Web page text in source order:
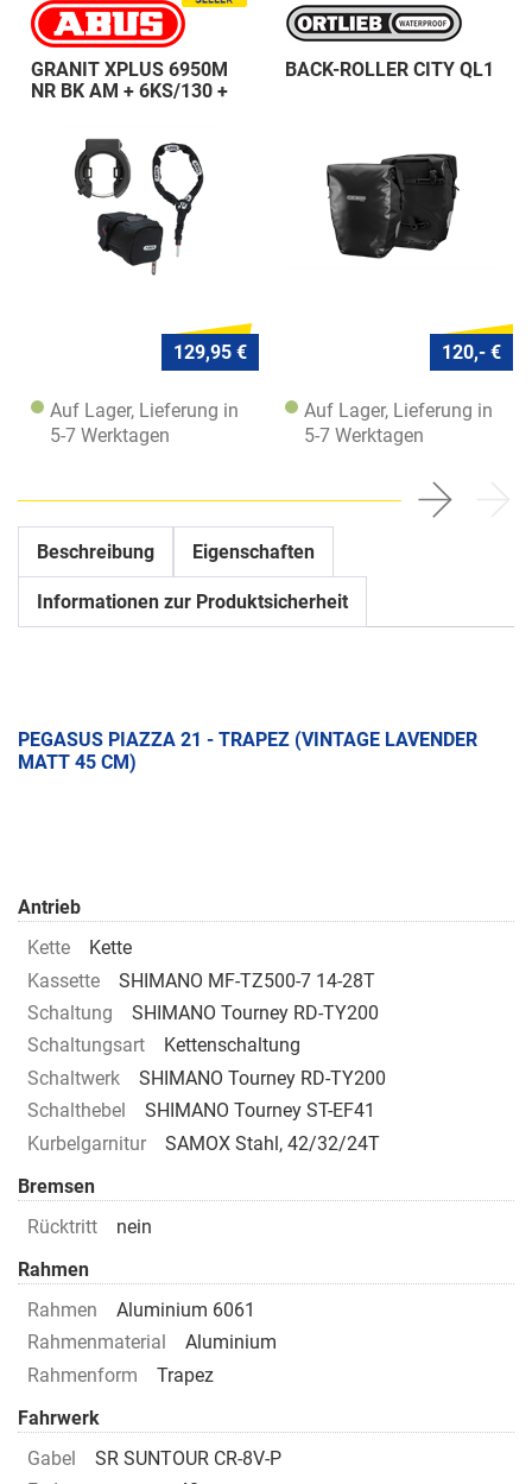
GRANIT XPLUS 6950M
NR BK AM + 6KS/130 +
129,95 €
Auf Lager, Lieferung in
5-7 Werktagen
BACK-ROLLER CITY QL1
120,- €
Auf Lager, Lieferung in
5-7 Werktagen
Beschreibung Eigenschaften
Informationen zur Produktsicherheit
PEGASUS PIAZZA 21 - TRAPEZ (VINTAGE LAVENDER
MATT 45 CM)
Antrieb
Kette
Kette
Kassette
SHIMANO MF-TZ500-7 14-28T
Schaltung
SHIMANO Tourney RD-TY200
Schaltungsart
Kettenschaltung
Schaltwerk
SHIMANO Tourney RD-TY200
Schalthebel
SHIMANO Tourney ST-EF41
Kurbelgarnitur
SAMOX Stahl, 42/32/24T
Bremsen
Rücktritt
nein
Rahmen
Rahmen
Aluminium 6061
Rahmenmaterial
Aluminium
Rahmenform
Trapez
Fahrwerk
Gabel
SR SUNTOUR CR-8V-P